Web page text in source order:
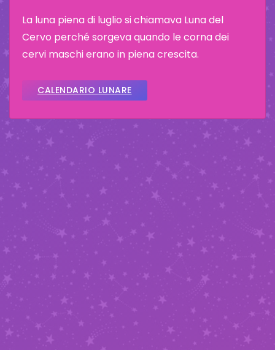
La luna piena di luglio si chiamava Luna del
Cervo perché sorgeva quando le corna dei
cervi maschi erano in piena crescita.
CALENDARIO LUNARE